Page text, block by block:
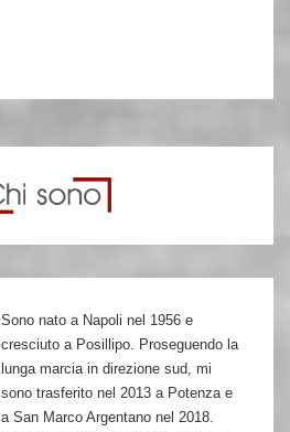
Sono nato a Napoli nel 1956 e
cresciuto a Posillipo. Proseguendo la
lunga marcia in direzione sud, mi
sono trasferito nel 2013 a Potenza e
a San Marco Argentano nel 2018.